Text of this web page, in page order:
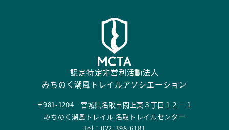
認定特定非営利活動法人
みちのく潮風トレイルアソシエーション
〒981-1204 宮城県名取市閖上東３丁目１２－１
みちのく潮風トレイル 名取トレイルセンター
Tel：022-398-6181